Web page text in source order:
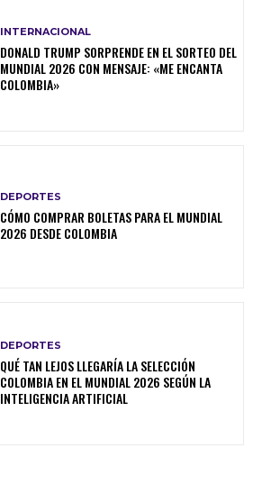
INTERNACIONAL
DONALD TRUMP SORPRENDE EN EL SORTEO DEL
MUNDIAL 2026 CON MENSAJE: «ME ENCANTA
COLOMBIA»
DEPORTES
CÓMO COMPRAR BOLETAS PARA EL MUNDIAL
2026 DESDE COLOMBIA
DEPORTES
QUÉ TAN LEJOS LLEGARÍA LA SELECCIÓN
COLOMBIA EN EL MUNDIAL 2026 SEGÚN LA
INTELIGENCIA ARTIFICIAL